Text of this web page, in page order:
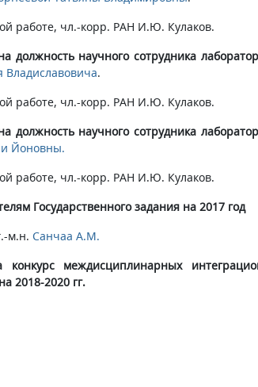
работе, чл.-корр. РАН И.Ю. Кулаков.
должность научного сотрудника
.
работе, чл.-корр. РАН И.Ю. Кулаков.
должность научного сотрудника
Йоновны.
работе, чл.-корр. РАН И.Ю. Кулаков.
Государственного задания на 2017 год
м.н. Санчаа А.М.​
междисциплинарных
2018-2020 гг.